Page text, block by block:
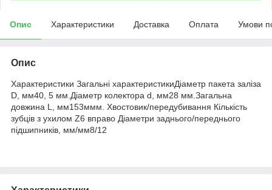
Опис Характеристики Доставка Оплата Умови
Опис
Характеристики Загальні характеристикиДіаметр пакета заліза
D, мм40, 5 мм.Діаметр колектора d, мм28 мм.Загальна
довжина L, мм153ммм. Хвостовик/передубивання Кількість
зубців з ухилом Z6 вправо Діаметри заднього/переднього
підшипників, мм/мм8/12